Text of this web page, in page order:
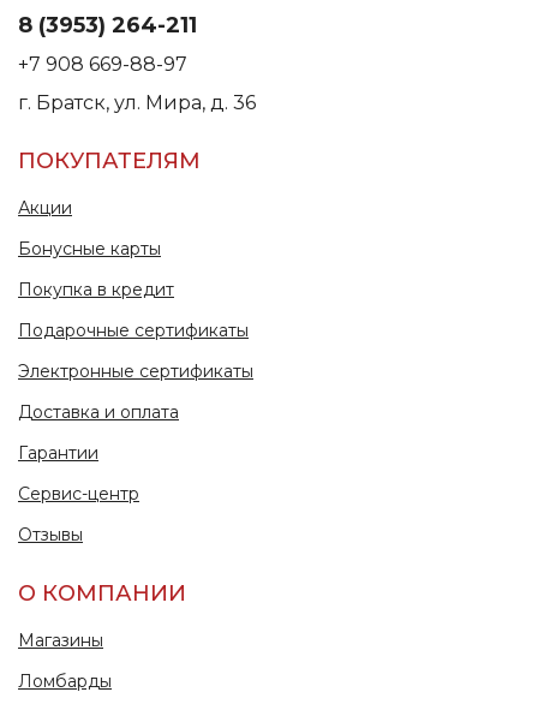
8 (3953) 264-211
+7 908 669-88-97
г. Братск, ул. Мира, д. 36
ПОКУПАТЕЛЯМ
Акции
Бонусные карты
Покупка в кредит
Подарочные сертификаты
Электронные сертификаты
Доставка и оплата
Гарантии
Сервис-центр
Отзывы
О КОМПАНИИ
Магазины
Ломбарды